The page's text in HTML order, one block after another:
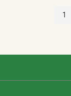
1